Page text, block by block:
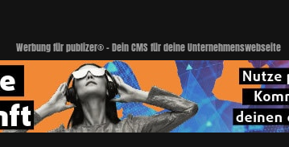
Werbung für publizer® - Dein CMS für deine Unternehmenswebseite